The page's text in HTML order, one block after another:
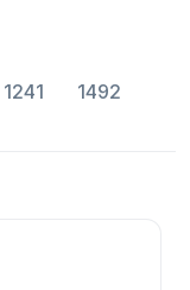
1241 1492